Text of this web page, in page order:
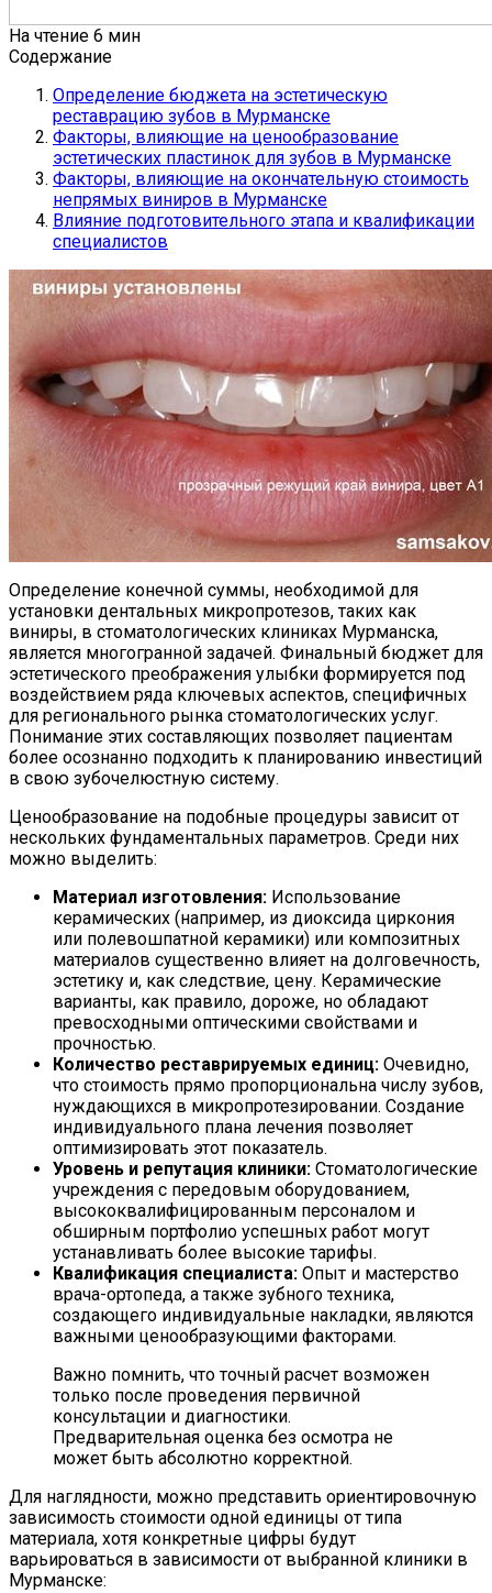
На чтение 6 мин
Содержание
Определение бюджета на эстетическую
реставрацию зубов в Мурманске
Факторы, влияющие на ценообразование
эстетических пластинок для зубов в Мурманске
Факторы, влияющие на окончательную стоимость
непрямых виниров в Мурманске
Влияние подготовительного этапа и квалификации
специалистов
Определение конечной суммы, необходимой для
установки дентальных микропротезов, таких как
виниры, в стоматологических клиниках Мурманска,
является многогранной задачей. Финальный бюджет для
эстетического преображения улыбки формируется под
воздействием ряда ключевых аспектов, специфичных
для регионального рынка стоматологических услуг.
Понимание этих составляющих позволяет пациентам
более осознанно подходить к планированию инвестиций
в свою зубочелюстную систему.
Ценообразование на подобные процедуры зависит от
нескольких фундаментальных параметров. Среди них
можно выделить:
Материал изготовления: Использование
керамических (например, из диоксида циркония
или полевошпатной керамики) или композитных
материалов существенно влияет на долговечность,
эстетику и, как следствие, цену. Керамические
варианты, как правило, дороже, но обладают
превосходными оптическими свойствами и
прочностью.
Количество реставрируемых единиц: Очевидно,
что стоимость прямо пропорциональна числу зубов,
нуждающихся в микропротезировании. Создание
индивидуального плана лечения позволяет
оптимизировать этот показатель.
Уровень и репутация клиники: Стоматологические
учреждения с передовым оборудованием,
высококвалифицированным персоналом и
обширным портфолио успешных работ могут
устанавливать более высокие тарифы.
Квалификация специалиста: Опыт и мастерство
врача-ортопеда, а также зубного техника,
создающего индивидуальные накладки, являются
важными ценообразующими факторами.
Важно помнить, что точный расчет возможен
только после проведения первичной
консультации и диагностики.
Предварительная оценка без осмотра не
может быть абсолютно корректной.
Для наглядности, можно представить ориентировочную
зависимость стоимости одной единицы от типа
материала, хотя конкретные цифры будут
варьироваться в зависимости от выбранной клиники в
Мурманске: